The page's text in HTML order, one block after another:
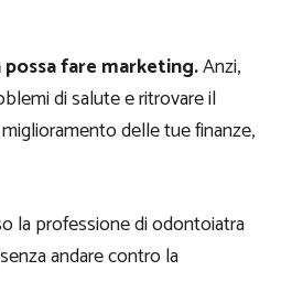
fare marketing.Anzi,
di salute e ritrovare il
delle tue finanze,
la professione di odontoiatra
andare contro la